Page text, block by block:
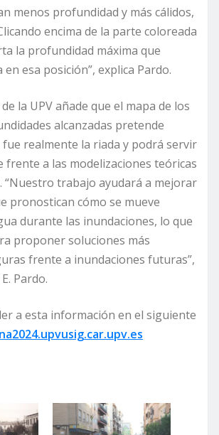
menos profundidad y más cálidos,
encima de la parte coloreada
la profundidad máxima que
esa posición”, explica Pardo.
la UPV añade que el mapa de los
alcanzadas pretende
realmente la riada y podrá servir
frente a las modelizaciones teóricas
“Nuestro trabajo ayudará a mejorar
pronostican cómo se mueve
durante las inundaciones, lo que
proponer soluciones más
frente a inundaciones futuras”,
Pardo.
a esta información en el siguiente